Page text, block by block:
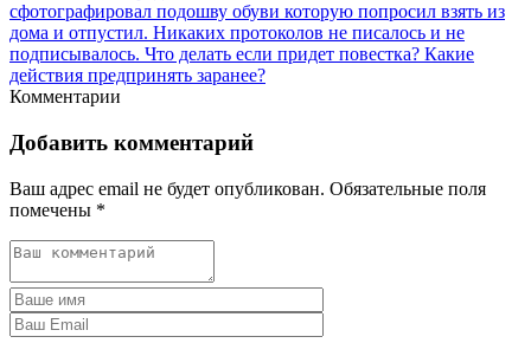
сфотографировал подошву обуви которую попросил взять из
дома и отпустил. Никаких протоколов не писалось и не
подписывалось. Что делать если придет повестка? Какие
действия предпринять заранее?
Комментарии
Добавить комментарий
Ваш адрес email не будет опубликован. Обязательные поля
помечены *